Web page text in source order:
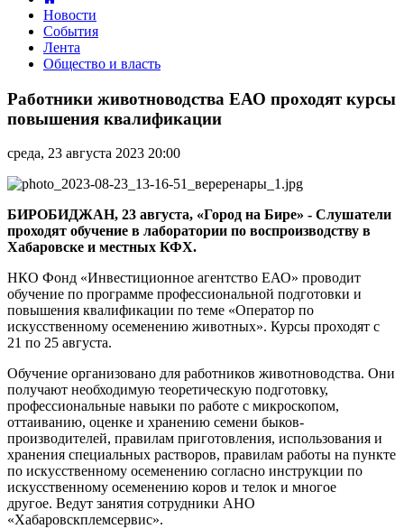
Новости
События
Лента
Общество и власть
животноводства
проходят
повышения
квалификации
Работники животноводства ЕАО проходят курсы
повышения квалификации
среда, 23 августа 2023 20:00
БИРОБИДЖАН, 23 августа, «Город на Бире» - Слушатели
проходят обучение в лаборатории по воспроизводству в
Хабаровске и местных КФХ.
НКО Фонд «Инвестиционное агентство ЕАО» проводит
обучение по программе профессиональной подготовки и
повышения квалификации по теме «Оператор по
искусственному осеменению животных». Курсы проходят с
21 по 25 августа.
Обучение организовано для работников животноводства. Они
получают необходимую теоретическую подготовку,
профессиональные навыки по работе с микроскопом,
оттаиванию, оценке и хранению семени быков-
производителей, правилам приготовления, использования и
хранения специальных растворов, правилам работы на пункте
по искусственному осеменению согласно инструкции по
искусственному осеменению коров и телок и многое
другое. Ведут занятия сотрудники АНО
«Хабаровскплемсервис».